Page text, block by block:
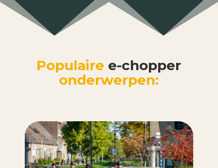
Populaire e-chopper
onderwerpen: